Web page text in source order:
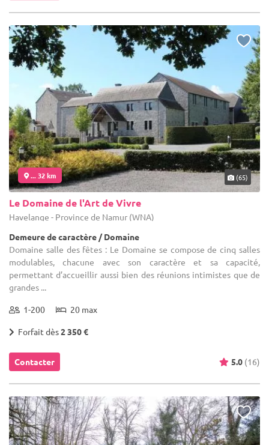
... 32 km (65)
Le Domaine de l'Art de Vivre
Havelange - Province de Namur (WNA)
Demeure de caractère / Domaine
Domaine salle des fêtes : Le Domaine se compose de cinq salles
modulables, chacune avec son caractère et sa capacité,
permettant d’accueillir aussi bien des réunions intimistes que de
grandes ...
1-200 20 max
Forfait dès2 350 €
Contacter 5.0 (16)